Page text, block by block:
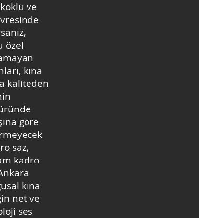
ve
özel
kına
kaliteden
göre
saz,
kadro
kına
net ve
ses